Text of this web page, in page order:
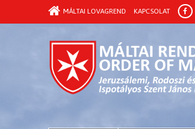
MÁLTAI LOVAGREND KAPCSOLAT